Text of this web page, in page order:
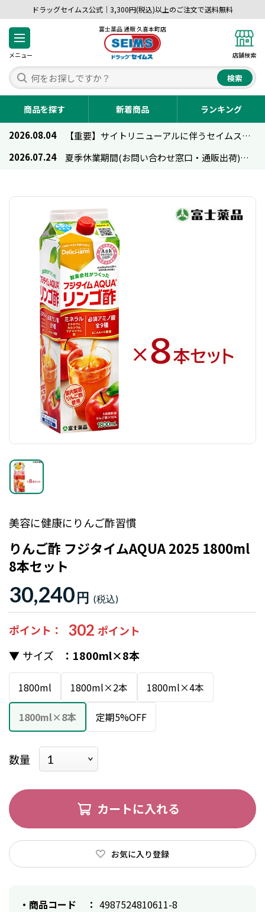
ドラッグセイムス公式｜3,300円(税込)以上のご注文で送料無料
メニュー
富士薬品 通販 久喜本町店
店舗検索
検索
商品を探す 新着商品 ランキング
2026.08.04
【重要】サイトリニューアルに伴うセイムス通販のご利用について
2026.07.24
夏季休業期間(お問い合わせ窓口・通販出荷)のお知らせ
美容に健康にりんご酢習慣
りんご酢 フジタイムAQUA 2025 1800ml
8本セット
30,240円
ポイント 302
サイズ 1800ml×8本
1800ml 1800ml×2本 1800ml×4本
1800ml×8本 定期5%OFF
数量
カートに入れる
お気に入り登録
商品コード
4987524810611-8